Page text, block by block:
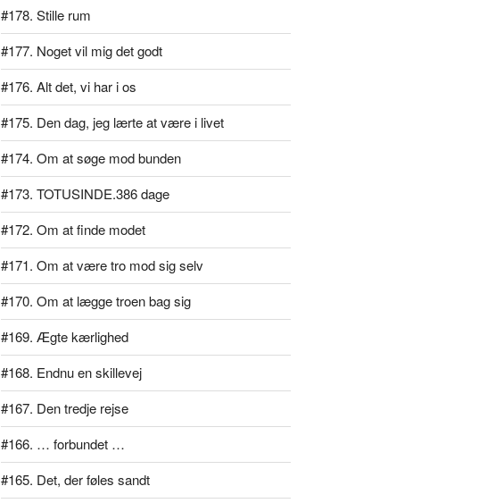
#178. Stille rum
#177. Noget vil mig det godt
#176. Alt det, vi har i os
#175. Den dag, jeg lærte at være i livet
#174. Om at søge mod bunden
#173. TOTUSINDE.386 dage
#172. Om at finde modet
#171. Om at være tro mod sig selv
#170. Om at lægge troen bag sig
#169. Ægte kærlighed
#168. Endnu en skillevej
#167. Den tredje rejse
#166. … forbundet …
#165. Det, der føles sandt